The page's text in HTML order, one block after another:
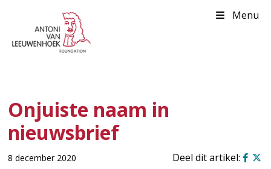
Menu
Onjuiste naam in
nieuwsbrief
8 december 2020